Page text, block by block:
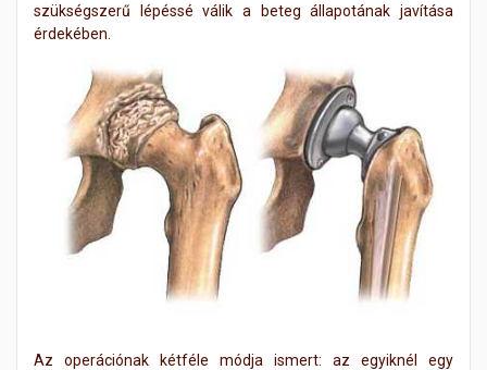
szükségszerű lépéssé válik a beteg állapotának javítása
érdekében.
Az operációnak kétféle módja ismert: az egyiknél egy